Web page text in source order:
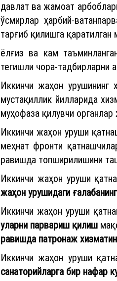
давлат ва жамоат
ўсмирлар ҳарбий-
тарғиб қилишга
ёлғиз ва кам
тегишли чора-тадбирларни
Иккинчи жаҳон урушининг
мустақиллик йилларида
муҳофаза қилувчи
Иккинчи жаҳон уруши
меҳнат фронти
равишда топширилишини
Иккинчи жаҳон уруши
жаҳон урушидаги
Иккинчи жаҳон уруши
уларни парвариш қилиш
равишда патронаж
Иккинчи жаҳон уруши
санаторийларга бир нафар